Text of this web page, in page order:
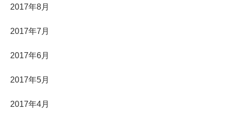
2017年8月
2017年7月
2017年6月
2017年5月
2017年4月